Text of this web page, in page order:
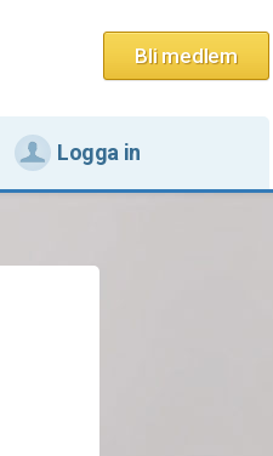
Bli medlem
Logga in